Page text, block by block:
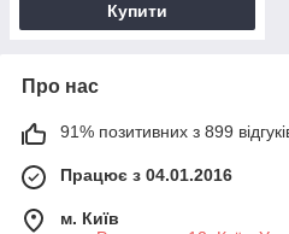
Купити
Про нас
91% позитивних з 899
Працює з 04.01.2016
м. Київ